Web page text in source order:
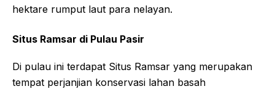
hektare rumput laut para nelayan.
Situs Ramsar di Pulau Pasir
Di pulau ini terdapat Situs Ramsar yang merupakan
tempat perjanjian konservasi lahan basah